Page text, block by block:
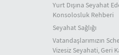
Yurt Dışına Seyahat
Konsolosluk Rehberi
Seyahat Sağlığı
Vatandaşlarımızın
Vizesiz Seyahati, Geri